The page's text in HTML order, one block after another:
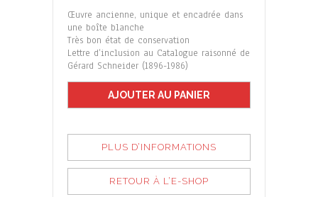
Œuvre ancienne, unique et encadrée dans
une boîte blanche
Très bon état de conservation
Lettre d’inclusion au Catalogue raisonné de
Gérard Schneider (1896-1986)
AJOUTER AU PANIER
PLUS D’INFORMATIONS
RETOUR À L’E-SHOP